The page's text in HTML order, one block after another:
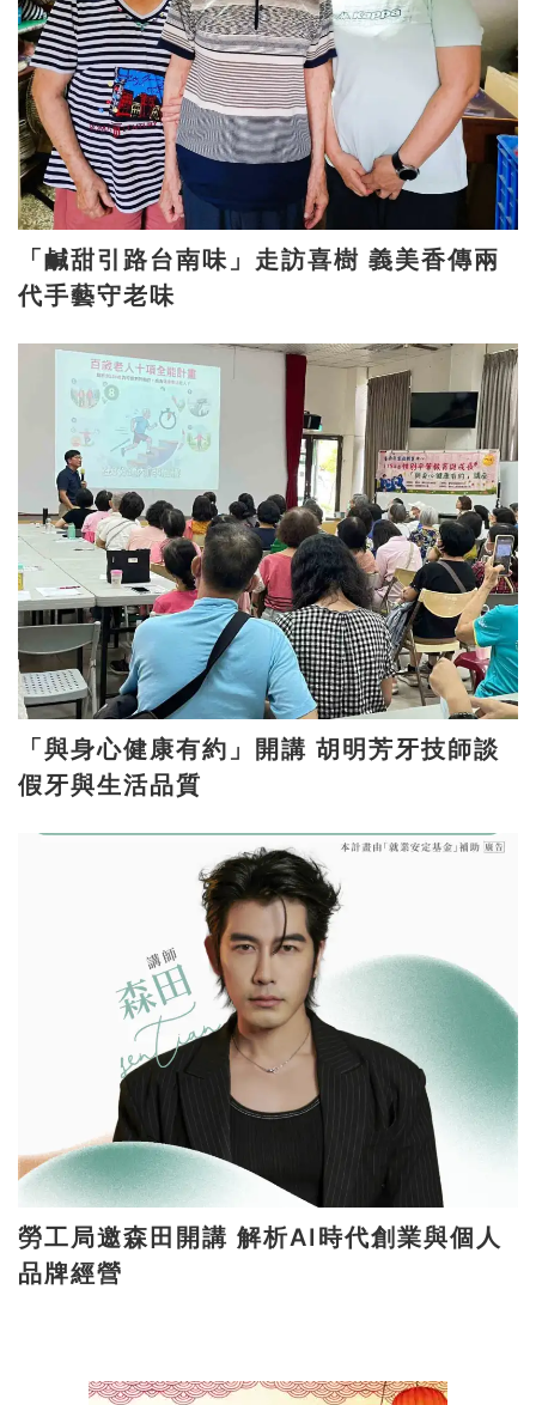
「鹹甜引路台南味」走訪喜樹 義美香傳兩
代手藝守老味
「與身心健康有約」開講 胡明芳牙技師談
假牙與生活品質
勞工局邀森田開講 解析AI時代創業與個人
品牌經營